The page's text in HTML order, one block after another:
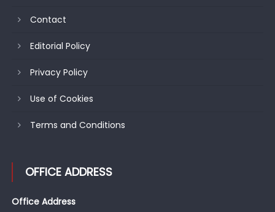
Contact
Editorial Policy
Privacy Policy
Use of Cookies
Terms and Conditions
OFFICE ADDRESS
Office Address